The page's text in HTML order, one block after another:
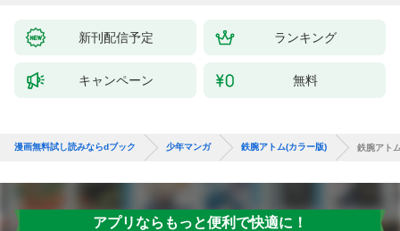
（１）
新刊配信予定 ランキング
キャンペーン 無料
漫画無料試し読みならdブック 少年マンガ 鉄腕アトム(カラー版) 鉄腕アト
アプリならもっと便利で快適に！